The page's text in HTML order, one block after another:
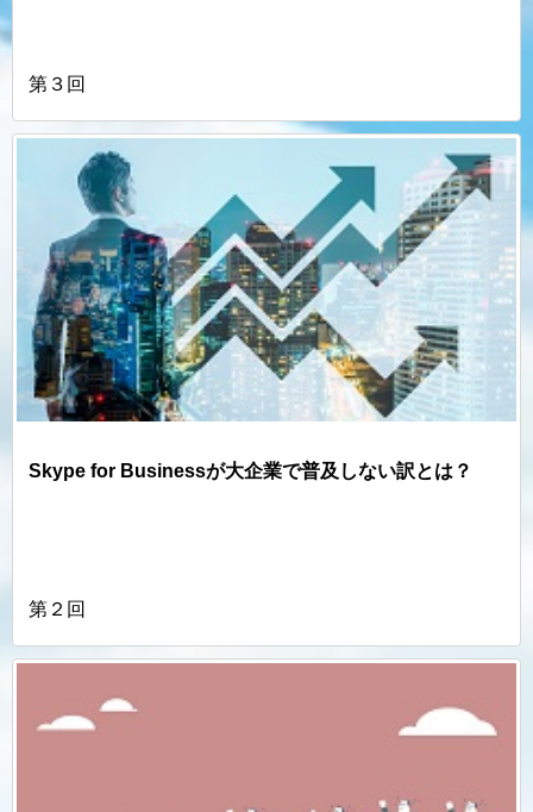
第３回
Skype for Businessが大企業で普及しない訳とは？
第２回